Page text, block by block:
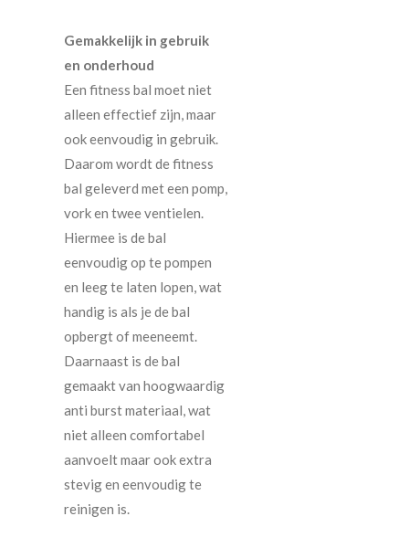
Gemakkelijk in gebruik
en onderhoud
Een fitness bal moet niet
alleen effectief zijn, maar
ook eenvoudig in gebruik.
Daarom wordt de fitness
bal geleverd met een pomp,
vork en twee ventielen.
Hiermee is de bal
eenvoudig op te pompen
en leeg te laten lopen, wat
handig is als je de bal
opbergt of meeneemt.
Daarnaast is de bal
gemaakt van hoogwaardig
anti burst materiaal, wat
niet alleen comfortabel
aanvoelt maar ook extra
stevig en eenvoudig te
reinigen is.